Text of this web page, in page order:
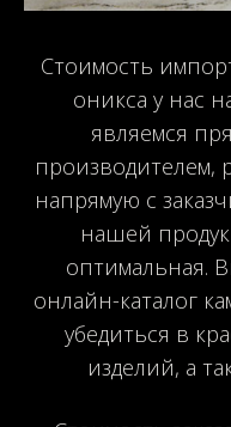
Стоимость
оникса у нас
являемся
производителем,
напрямую с
нашей
оптимальная.
онлайн-каталог
убедиться в
изделий, а